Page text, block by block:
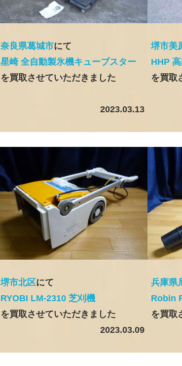
奈良県葛城市にて
星崎 全自動製氷機キューブスター
を買取させていただきました
2023.03.13
堺市美
HHP
を買取
堺市北区にて
RYOBI LM-2310 芝刈機
を買取させていただきました
2023.03.09
兵庫県
Robin
を買取